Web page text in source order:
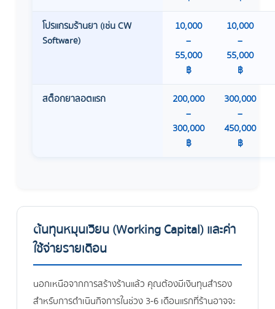
โปรแกรมร้านยา (เช่น CW
Software)
10,000
–
55,000
฿
10,000
–
55,000
฿
สต็อกยาลอตแรก
200,000
–
300,000
฿
300,000
–
450,000
฿
ต้นทุนหมุนเวียน (Working Capital) และค่า
ใช้จ่ายรายเดือน
นอกเหนือจากการสร้างร้านแล้ว คุณต้องมีเงินทุนสำรอง
สำหรับการดำเนินกิจการในช่วง 3-6 เดือนแรกที่ร้านอาจจะ